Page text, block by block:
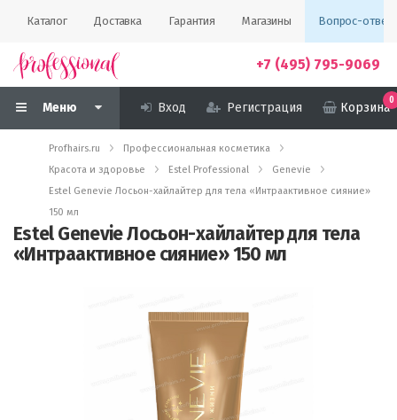
Каталог Доставка Гарантия Магазины Вопрос-ответ
+7 (495) 795-9069
Меню Вход Регистрация Корзина
0
Profhairs.ru
Профессиональная косметика
Красота и здоровье
Estel Professional
Genevie
Estel Genevie Лосьон-хайлайтер для тела «Интраактивное сияние»
150 мл
Estel Genevie Лосьон-хайлайтер для тела
«Интраактивное сияние» 150 мл